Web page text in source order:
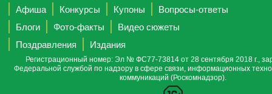
Афиша
Конкурсы Купоны
Вопросы-ответы
Блоги
Фото-факты
Видео сюжеты
Поздравления
Издания
Регистрационный номер: Эл № ФС77-73814 от 28 сентября 2018 г.,
Федеральной службой по надзору в сфере связи, информационных
коммуникаций (Роскомнадзор).